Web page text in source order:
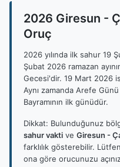
2026 Giresun -
Oruç
2026 yılında ilk sahur 19
Şubat 2026 ramazan
Gecesi'dir. 19 Mart 2026
Aynı zamanda Arefe
Bayramının ilk günüdür.
Dikkat: Bulunduğunuz
sahur vakti ve Giresun -
farklılık gösterebilir.
ona göre orucunuzu